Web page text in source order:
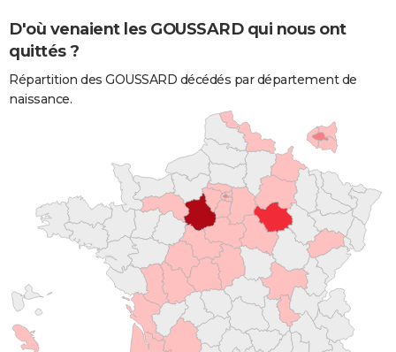
D'où venaient les GOUSSARD qui nous ont
quittés ?
Répartition des GOUSSARD décédés par département de
naissance.